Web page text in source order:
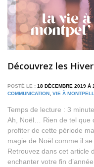
Découvrez les
POSTÉ LE : 18 DÉCEMBRE 2019
COMMUNICATION VIE À
Temps de lecture : 3
Ah, Noël… Rien de tel que
profiter de cette période
magie de Noël comme il
Retrouvez dans cet article
enchanter votre fin